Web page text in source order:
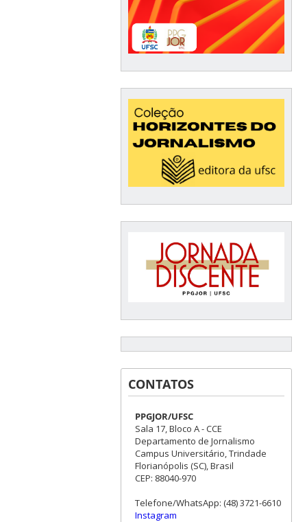
CONTATOS
PPGJOR/UFSC
Sala 17, Bloco A - CCE
Departamento de Jornalismo
Campus Universitário, Trindade
Florianópolis (SC), Brasil
CEP: 88040-970
Telefone/WhatsApp: (48) 3721-6610
Instagram